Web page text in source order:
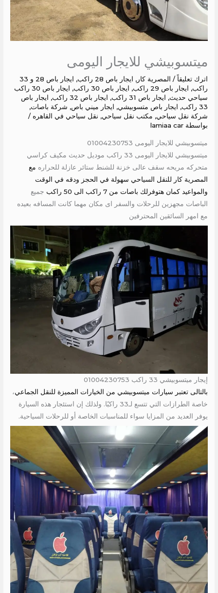
ميتسوبيشي للايجار اليومى
اترك تعليقاً / المصرية كار, ايجار باص 28 راكب ,
ايجار باص 28 و 33
راكب, ايجار باص 29 راكب , ايجار باص 30 راكب ,
ايجار باص 30 راكب
سياحي حديث, ايجار باص 31 راكب , ايجار باص 32 راكب , ايجار باص
33 راكب
, ايجار باص متسوبيشي, ايجار ميني باص, شركة باصات,
شركة نقل سياحي, مكتب نقل سياحي, نقل سياحي في القاهره /
بواسطة lamiaa car
ميتسوبيشي للايجار اليومى 01004230753
ميتسوبيشي للايجار اليومى 33 راكب موديل حديث مكيف كراسي
متحركه مريحه سقف عالى خزنة للشنط ستائر عازلة للحراره مع
المصرية كار للنقل السياحي سهولة في الحجز ودقه في الوقت
والمواعيد كمان هتوفرلك باصات من 7 راكب الى 50 راكب
جميع
الباصات مجهزين للرحلات والسفر اى مكان مهما كانت المسافه بعيده
مع امهر السائقين المحترفين
إيجار ميتسوبيشي 33 راكب 01004230753
بالتالى تعتبر سيارات ميتسوبيشي من الخيارات المميزة للنقل الجماعي،
خاصة الطرازات التي تتسع لـ33 راكبًا. ولذلك إن استئجار هذه السيارة
يوفر العديد من المزايا سواء للمناسبات الخاصة أو للرحلات السياحية.